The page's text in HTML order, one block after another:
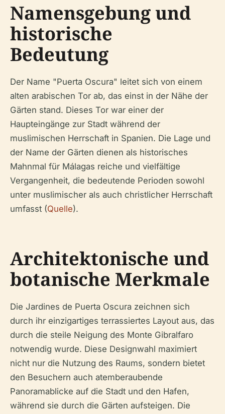
Namensgebung und
historische
Bedeutung
Der Name "Puerta Oscura" leitet sich von einem
alten arabischen Tor ab, das einst in der Nähe der
Gärten stand. Dieses Tor war einer der
Haupteingänge zur Stadt während der
muslimischen Herrschaft in Spanien. Die Lage und
der Name der Gärten dienen als historisches
Mahnmal für Málagas reiche und vielfältige
Vergangenheit, die bedeutende Perioden sowohl
unter muslimischer als auch christlicher Herrschaft
umfasst (Quelle).
Architektonische und
botanische Merkmale
Die Jardines de Puerta Oscura zeichnen sich
durch ihr einzigartiges terrassiertes Layout aus, das
durch die steile Neigung des Monte Gibralfaro
notwendig wurde. Diese Designwahl maximiert
nicht nur die Nutzung des Raums, sondern bietet
den Besuchern auch atemberaubende
Panoramablicke auf die Stadt und den Hafen,
während sie durch die Gärten aufsteigen. Die